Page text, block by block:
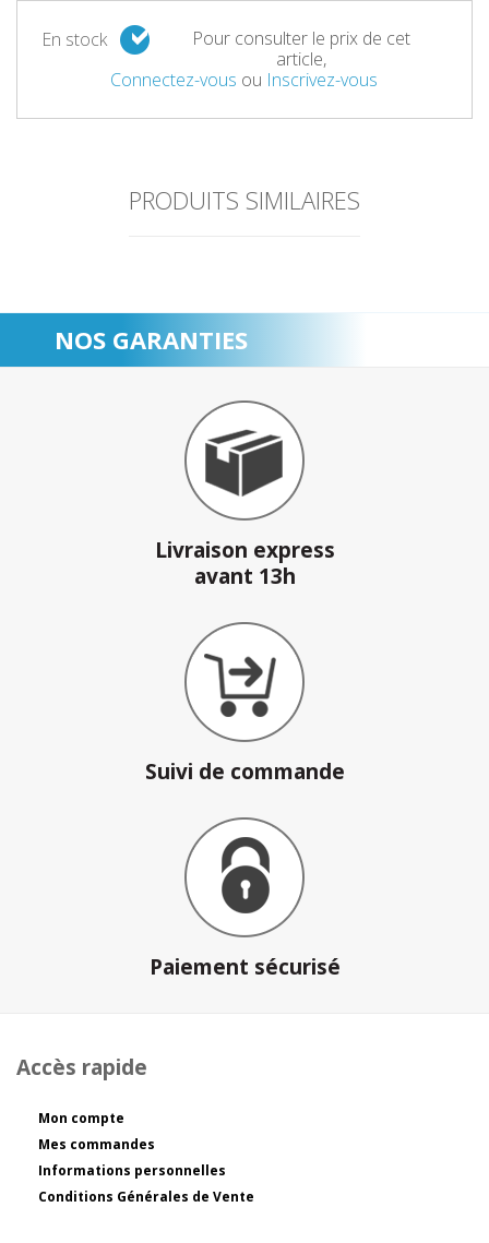
En stock
Pour consulter le prix de cet
article,
Connectez-vous ou Inscrivez-vous
PRODUITS SIMILAIRES
NOS GARANTIES
Livraison express
avant 13h
Suivi de commande
Paiement sécurisé
Accès rapide
Mon compte
Mes commandes
Informations personnelles
Conditions Générales de Vente